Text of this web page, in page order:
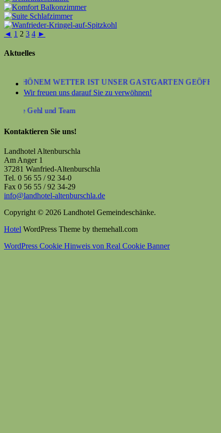
◄ 1 2 3 4 ►
Aktuelles
SCHÖNEM WETTER IST UNSER GASTGARTEN
Wir freuen uns darauf Sie zu verwöhnen!
Gehl und Team
Kontaktieren Sie uns!
Landhotel Altenburschla
Am Anger 1
37281 Wanfried-Altenburschla
Tel. 0 56 55 / 92 34-0
Fax 0 56 55 / 92 34-29
info@landhotel-altenburschla.de
Copyright © 2026 Landhotel Gemeindeschänke.
Hotel WordPress Theme by themehall.com
WordPress Cookie Hinweis von Real Cookie Banner